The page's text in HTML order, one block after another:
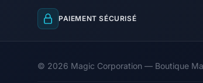
PAIEMENT SÉCURISÉ
© 2026 Magic Corporation — Boutique